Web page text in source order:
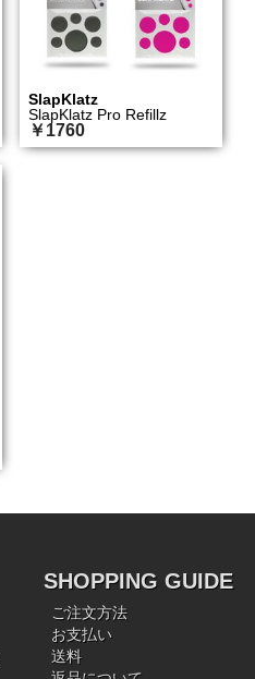
SlapKlatz
SlapKlatz Pro Refillz
￥1760
SHOPPING GUIDE
ご注文方法
お支払い
送料